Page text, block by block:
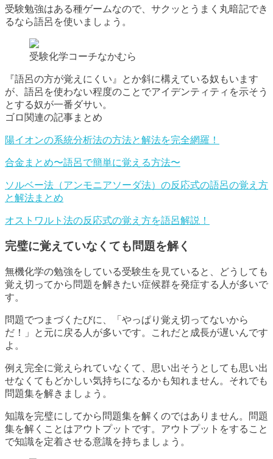
受験勉強はある種ゲームなので、サクッとうまく丸暗記でき
るなら語呂を使いましょう。
受験化学コーチなかむら
『語呂の方が覚えにくい』とか斜に構えている奴もいます
が、語呂を使わない程度のことでアイデンティティを示そう
とする奴が一番ダサい。
ゴロ関連の記事まとめ
陽イオンの系統分析法の方法と解法を完全網羅！
合金まとめ〜語呂で簡単に覚える方法〜
ソルベー法（アンモニアソーダ法）の反応式の語呂の覚え方
と解法まとめ
オストワルト法の反応式の覚え方を語呂解説！
完璧に覚えていなくても問題を解く
無機化学の勉強をしている受験生を見ていると、どうしても
覚え切ってから問題を解きたい症候群を発症する人が多いで
す。
問題でつまづくたびに、「やっぱり覚え切ってないから
だ！」と元に戻る人が多いです。これだと成長が遅いんです
よ。
例え完全に覚えられていなくて、思い出そうとしても思い出
せなくてもどかしい気持ちになるかも知れません。それでも
問題集を解きましょう。
知識を完璧にしてから問題集を解くのではありません。問題
集を解くことはアウトプットです。アウトプットをすること
で知識を定着させる意識を持ちましょう。